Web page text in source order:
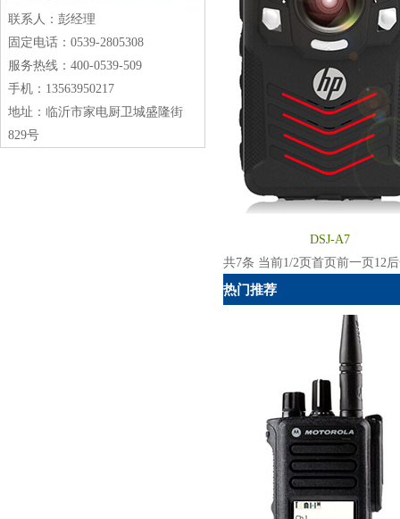
联系人：彭经理
固定电话：0539-2805308
服务热线：400-0539-509
手机：13563950217
地址：临沂市家电厨卫城盛隆街
829号
DSJ-A7
共7条 当前1/2页 首页 前一页 12
热门推荐